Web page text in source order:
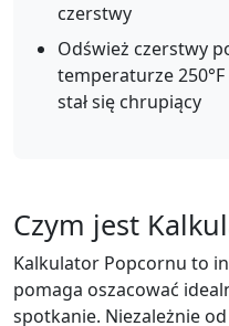
czerstwy
Odśwież czerstwy
temperaturze
stał się chrupiący
Czym jest
Kalkulator Popcornu to
pomaga oszacować
spotkanie. Niezależnie